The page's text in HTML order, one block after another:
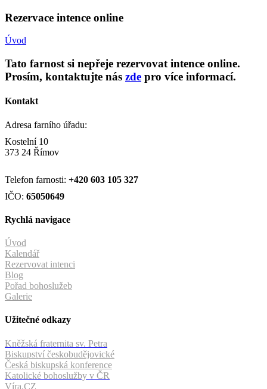
Rezervace intence online
Úvod
Tato farnost si nepřeje rezervovat intence online.
Prosím, kontaktujte nás zde pro více informací.
Kontakt
Adresa farního úřadu:
Kostelní 10
373 24 Římov
Telefon farnosti: +420 603 105 327
IČO: 65050649
Rychlá navigace
Úvod
Kalendář
Rezervovat intenci
Blog
Pořad bohoslužeb
Galerie
Užitečné odkazy
Kněžská fraternita sv. Petra
Biskupství českobudějovické
Česká biskupská konference
Katolické bohoslužby v ČR
Víra.CZ